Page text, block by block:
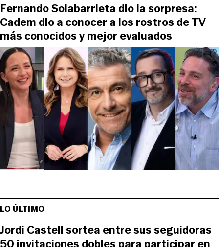
Fernando Solabarrieta dio la sorpresa:
Cadem dio a conocer a los rostros de TV
más conocidos y mejor evaluados
LO ÚLTIMO
Jordi Castell sortea entre sus seguidoras
50 invitaciones dobles para participar en